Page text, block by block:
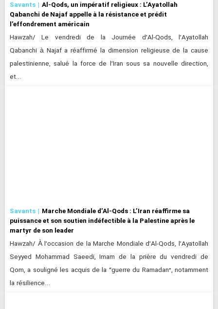
Savants
Al-Qods, un impératif religieux : L’Ayatollah
Qabanchi de Najaf appelle à la résistance et prédit
l’effondrement américain
Hawzah/ Le vendredi de la Journée d’Al-Qods, l’Ayatollah
Qabanchi à Najaf a réaffirmé la dimension religieuse de la cause
palestinienne, salué la force de l’Iran sous sa nouvelle direction,
et…
Savants
Marche Mondiale d’Al-Qods : L’Iran réaffirme sa
puissance et son soutien indéfectible à la Palestine après le
martyr de son leader
Hawzah/ À l’occasion de la Marche Mondiale d’Al-Qods, l’Ayatollah
Seyyed Mohammad Saeedi, Imam de la prière du vendredi de
Qom, a souligné les acquis de la “guerre du Ramadan”, notamment
la résilience…